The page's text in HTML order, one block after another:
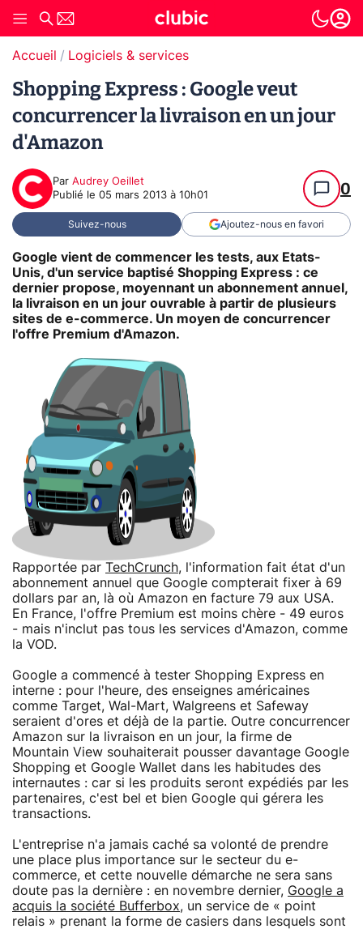
Accueil Logiciels & services
Shopping Express : Google veut
concurrencer la livraison en un jour
d'Amazon
Par Audrey Oeillet
Publié le 05 mars 2013 à 10h01 0
Suivez-nous Ajoutez-nous en favori
Google vient de commencer les tests, aux Etats-
Unis, d'un service baptisé Shopping Express : ce
dernier propose, moyennant un abonnement annuel,
la livraison en un jour ouvrable à partir de plusieurs
sites de e-commerce. Un moyen de concurrencer
l'offre Premium d'Amazon.
Rapportée par TechCrunch, l'information fait état d'un
abonnement annuel que Google compterait fixer à 69
dollars par an, là où Amazon en facture 79 aux USA.
En France, l'offre Premium est moins chère - 49 euros
- mais n'inclut pas tous les services d'Amazon, comme
la VOD.
Google a commencé à tester Shopping Express en
interne : pour l'heure, des enseignes américaines
comme Target, Wal-Mart, Walgreens et Safeway
seraient d'ores et déjà de la partie. Outre concurrencer
Amazon sur la livraison en un jour, la firme de
Mountain View souhaiterait pousser davantage Google
Shopping et Google Wallet dans les habitudes des
internautes : car si les produits seront expédiés par les
partenaires, c'est bel et bien Google qui gérera les
transactions.
L'entreprise n'a jamais caché sa volonté de prendre
une place plus importance sur le secteur du e-
commerce, et cette nouvelle démarche ne sera sans
doute pas la dernière : en novembre dernier, Google a
acquis la société Bufferbox, un service de « point
relais » prenant la forme de casiers dans lesquels sont